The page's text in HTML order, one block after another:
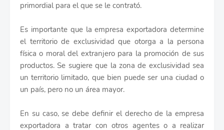
primordial para el que se le contrató.
Es importante que la empresa exportadora determine
el territorio de exclusividad que otorga a la persona
física o moral del extranjero para la promoción de sus
productos. Se sugiere que la zona de exclusividad sea
un territorio limitado, que bien puede ser una ciudad o
un país, pero no un área mayor.
En su caso, se debe definir el derecho de la empresa
exportadora a tratar con otros agentes o a realizar